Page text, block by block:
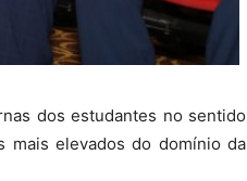
dos estudantes no sentido
mais elevados do domínio da